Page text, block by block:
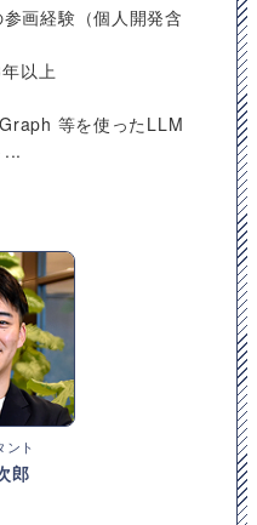
画経験（個人開発含
以上
等を使ったLLM
...
ント
郎